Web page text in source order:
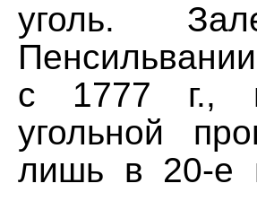
уголь.
с 1777 г.,
угольной
лишь в 20-е